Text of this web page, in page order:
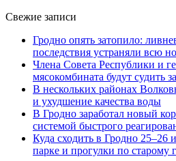
Свежие записи
Гродно опять затопило:
последствия устраняли всю
Члена Совета Республики и
мясокомбината будут судить
В нескольких районах
и ухудшение качества воды
В Гродно заработал новый
системой быстрого
Куда сходить в Гродно 25–26
парке и прогулки по старому